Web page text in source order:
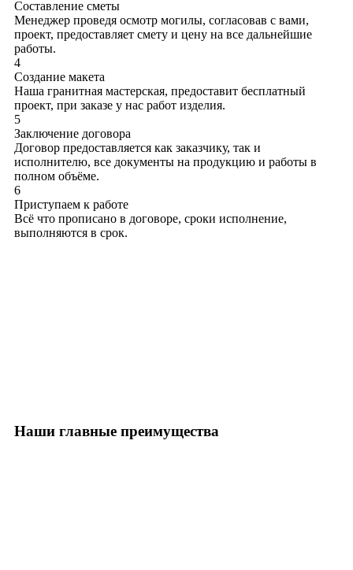
Составление сметы
Менеджер проведя осмотр могилы, согласовав с вами,
проект, предоставляет смету и цену на все дальнейшие
работы.
4
Создание макета
Наша гранитная мастерская, предоставит бесплатный
проект, при заказе у нас работ изделия.
5
Заключение договора
Договор предоставляется как заказчику, так и
исполнителю, все документы на продукцию и работы в
полном объёме.
6
Приступаем к работе
Всё что прописано в договоре, сроки исполнение,
выполняются в срок.
Наши главные преимущества